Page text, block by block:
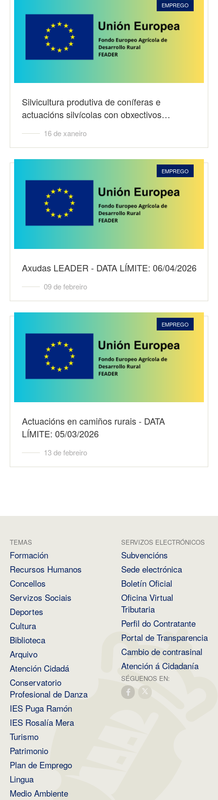
EMPREGO
Silvicultura produtiva de coníferas e
actuacións silvícolas con obxectivos…
16 de xaneiro
EMPREGO
Axudas LEADER - DATA LÍMITE: 06/04/2026
09 de febreiro
EMPREGO
Actuacións en camiños rurais - DATA
LÍMITE: 05/03/2026
13 de febreiro
TEMAS
Formación
Recursos Humanos
Concellos
Servizos Sociais
Deportes
Cultura
Biblioteca
Arquivo
Atención Cidadá
Conservatorio
Profesional de Danza
IES Puga Ramón
IES Rosalía Mera
Turismo
Patrimonio
Plan de Emprego
Lingua
Medio Ambiente
SERVIZOS ELECTRÓNICOS
Subvencións
Sede electrónica
Boletín Oficial
Oficina Virtual
Tributaria
Perfil do Contratante
Portal de Transparencia
Cambio de contrasinal
Atención á Cidadanía
SÉGUENOS EN: